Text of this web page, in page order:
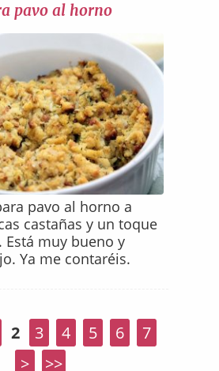
pavo al horno
pavo al horno a
castañas y un toque
Está muy bueno y
Ya me contaréis.
2 3 4 5 6
7
>
>>